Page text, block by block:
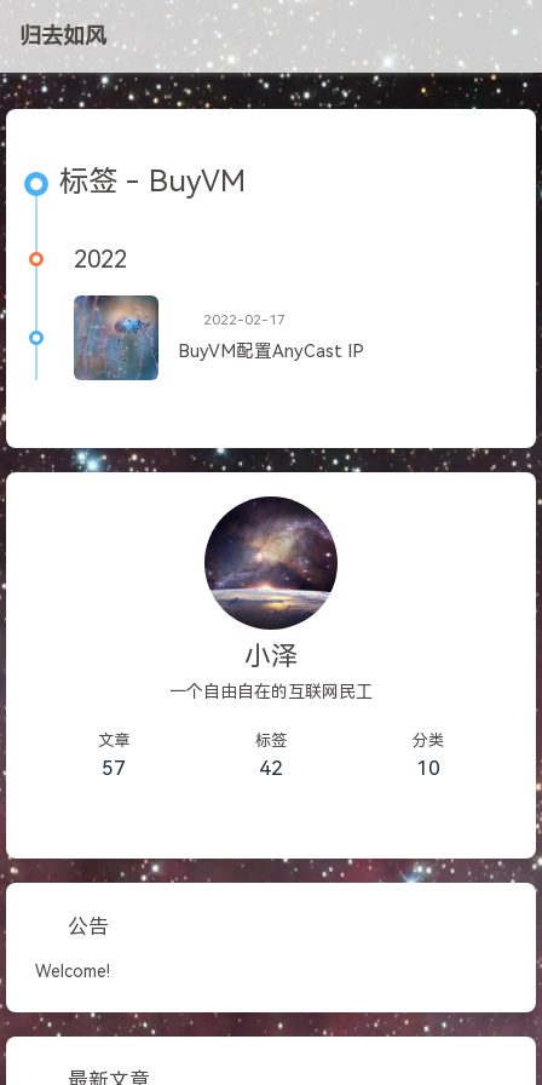
归去如风
标签 - BuyVM
2022
2022-02-17
BuyVM配置AnyCast IP
小泽
一个自由自在的互联网民工
文章
57
标签
42
分类
10
公告
Welcome!